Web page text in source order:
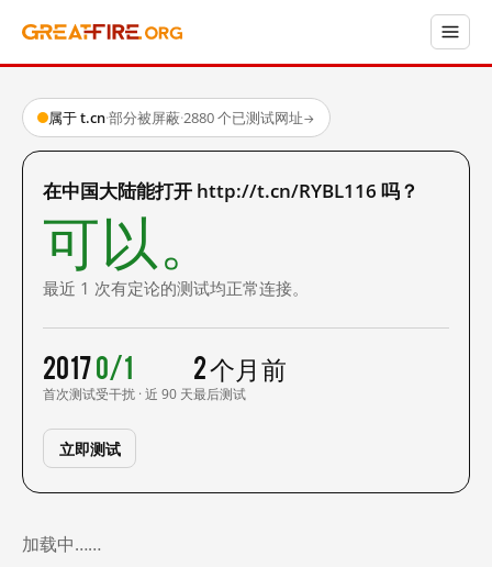
属于 t.cn·部分被屏蔽·2880 个已测试网址→
在中国大陆能打开 http://t.cn/RYBL116 吗？
可以。
最近 1 次有定论的测试均正常连接。
2017
首次测试
0/1
受干扰 · 近 90 天
2 个月前
最后测试
立即测试
加载中……